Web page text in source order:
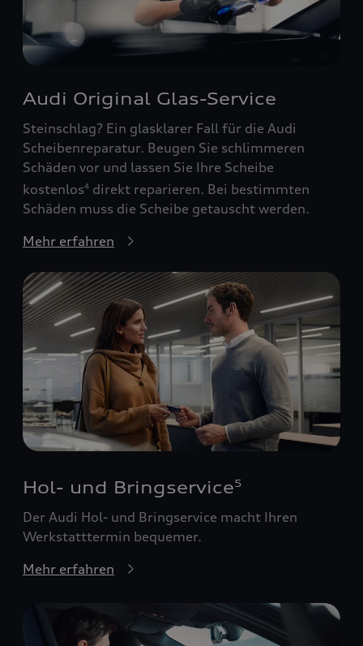
Audi Original Glas-Service
Steinschlag? Ein glasklarer Fall für die Audi
Scheibenreparatur. Beugen Sie schlimmeren
Schäden vor und lassen Sie Ihre Scheibe
kostenlos4 direkt reparieren. Bei bestimmten
Schäden muss die Scheibe getauscht werden.
Mehr erfahren
Hol- und Bringservice5
Der Audi Hol- und Bringservice macht Ihren
Werkstatttermin bequemer.
Mehr erfahren